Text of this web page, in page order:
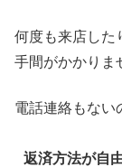
何度も来店した
手間がかかりま
電話連絡もない
返済方法が自